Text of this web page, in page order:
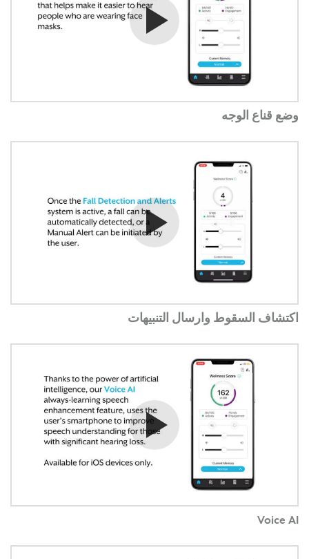
شاهد الفيديو
وضع قناع الوجه
شاهد الفيديو
اكتشاف السقوط وارسال التنبيهات
شاهد الفيديو
Voice AI